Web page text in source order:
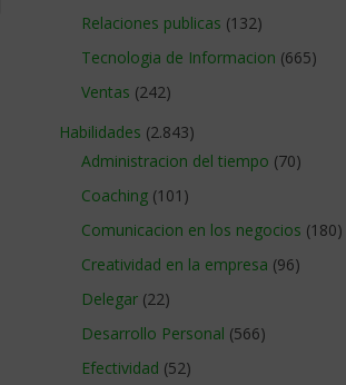
Relaciones publicas (132)
Tecnologia de Informacion (665)
Ventas (242)
Habilidades (2.843)
Administracion del tiempo (70)
Coaching (101)
Comunicacion en los negocios (180)
Creatividad en la empresa (96)
Delegar (22)
Desarrollo Personal (566)
Efectividad (52)